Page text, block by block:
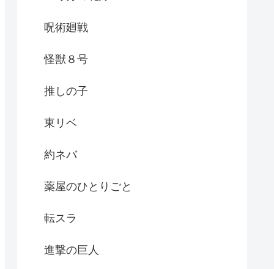
呪術廻戦
怪獣８号
推しの子
東リベ
約ネバ
薬屋のひとりごと
転スラ
進撃の巨人